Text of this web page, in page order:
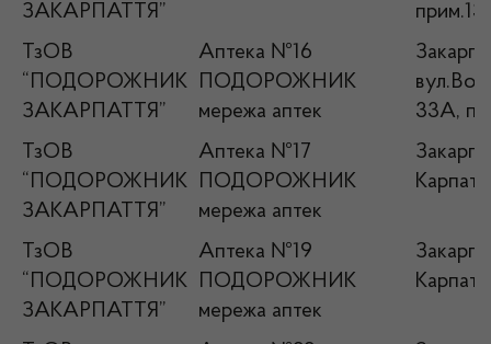
ЗАКАРПАТТЯ”
прим.13
ТзОВ
“ПОДОРОЖНИК
ЗАКАРПАТТЯ”
Аптека №16
ПОДОРОЖНИК
мережа аптек
33А,
ТзОВ
“ПОДОРОЖНИК
ЗАКАРПАТТЯ”
Аптека №17
ПОДОРОЖНИК
мережа аптек
ТзОВ
“ПОДОРОЖНИК
ЗАКАРПАТТЯ”
Аптека №19
ПОДОРОЖНИК
мережа аптек